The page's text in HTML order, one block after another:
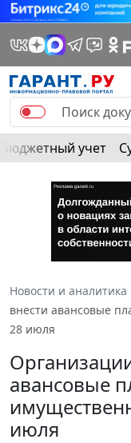
Бюджетный учет
Новости и аналитика
внести авансовые
28 июля
авансовые
июля